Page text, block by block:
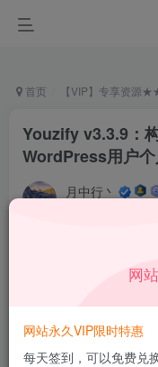
首页 【VIP】专享资
Youzify v3.3.9：
WordPress用户
月中行丶
此内容为免费资源，请
网
网站永久VIP限时特惠
每天签到，可以免费兑